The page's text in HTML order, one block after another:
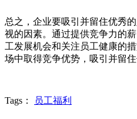
总之，企业要吸引并留住优秀的
视的因素。通过提供竞争力的
工发展机会和关注员工健康的
场中取得竞争优势，吸引并留住
Tags： 员工福利